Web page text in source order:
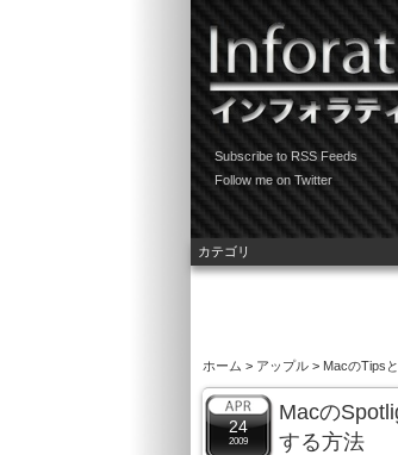
Subscribe to RSS Feeds
Follow me on Twitter
ホーム > アップル > MacのTips
24
2009
Macの
する方法
カテゴリ